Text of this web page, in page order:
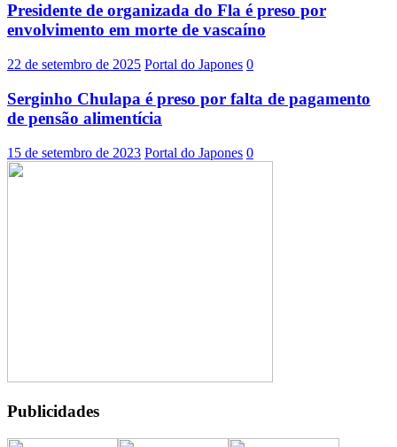
Presidente de organizada do Fla é preso por
envolvimento em morte de vascaíno
22 de setembro de 2025 Portal do Japones 0
Serginho Chulapa é preso por falta de pagamento
de pensão alimentícia
15 de setembro de 2023 Portal do Japones 0
Publicidades